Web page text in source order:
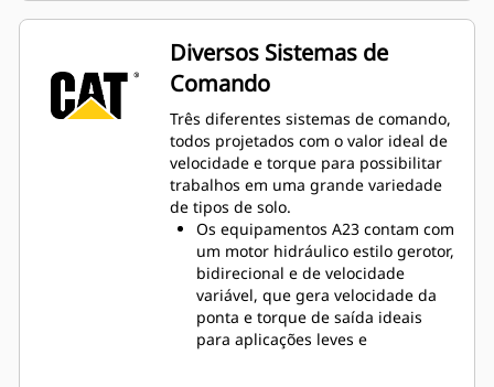
Diversos Sistemas de
Comando
Três diferentes sistemas de comando,
todos projetados com o valor ideal de
velocidade e torque para possibilitar
trabalhos em uma grande variedade
de tipos de solo.
Os equipamentos A23 contam com
um motor hidráulico estilo gerotor,
bidirecional e de velocidade
variável, que gera velocidade da
ponta e torque de saída ideais
para aplicações leves e